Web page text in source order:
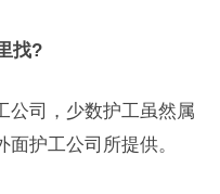
找?
公司，少数护工虽然属
护工公司所提供。